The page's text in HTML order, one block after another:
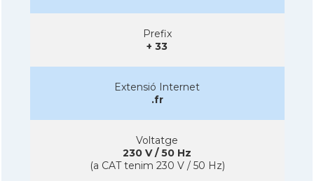
Prefix
+ 33
Extensió Internet
.fr
Voltatge
230 V / 50 Hz
(a CAT tenim 230 V / 50 Hz)